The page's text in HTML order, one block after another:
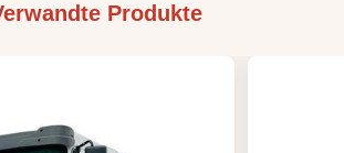
Produkte